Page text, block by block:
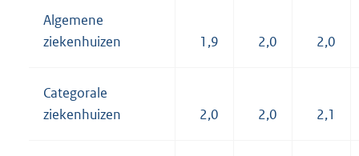
Algemene
ziekenhuizen
1,9 2,0 2,0
Categorale
ziekenhuizen
2,0 2,0 2,1